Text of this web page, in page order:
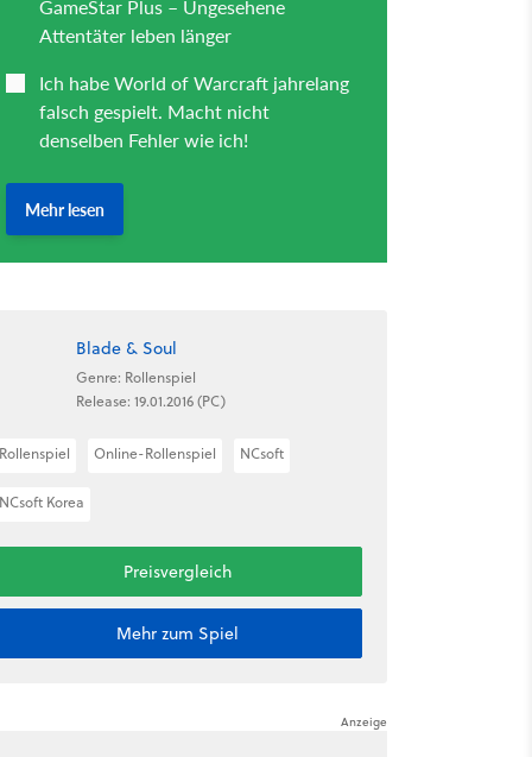
Blade & Soul
Genre: Rollenspiel
Release: 19.01.2016 (PC)
Rollenspiel Online-Rollenspiel NCsoft
NCsoft Korea
Preisvergleich
Mehr zum Spiel